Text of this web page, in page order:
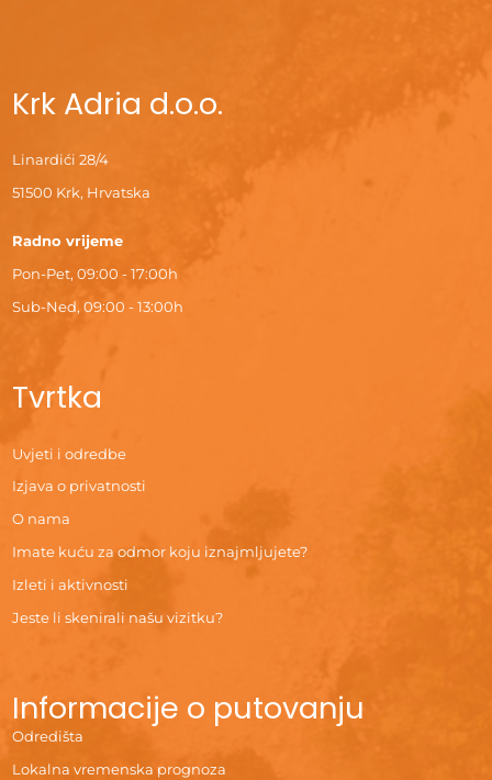
Krk Adria d.o.o.
Linardići 28/4
51500 Krk, Hrvatska
Radno vrijeme
Pon-Pet, 09:00 - 17:00h
Sub-Ned, 09:00 - 13:00h
Tvrtka
Uvjeti i odredbe
Izjava o privatnosti
O nama
Imate kuću za odmor koju iznajmljujete?
Izleti i aktivnosti
Jeste li skenirali našu vizitku?
Informacije o putovanju
Odredišta
Lokalna vremenska prognoza